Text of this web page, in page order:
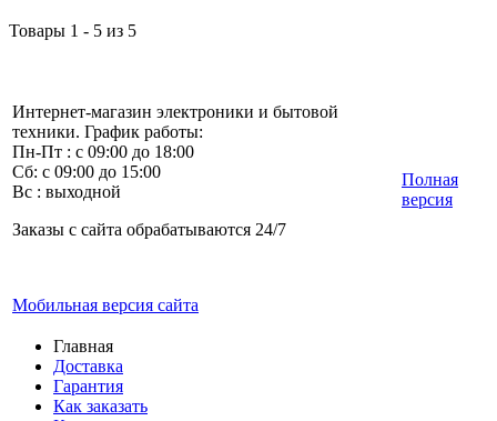
Товары 1 - 5 из 5
Интернет-магазин электроники и бытовой
техники. График работы:
Пн-Пт : с 09:00 до 18:00
Сб: с 09:00 до 15:00
Вс : выходной
Заказы с сайта обрабатываются 24/7
Мобильная версия сайта
Полная
версия
Главная
Доставка
Гарантия
Как заказать